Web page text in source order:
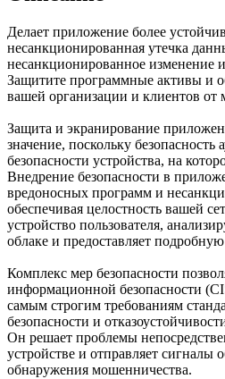
Делает приложение более
несанкционированная утечка
несанкционированное изменение
Защитите программные активы и
вашей организации и клиентов от
Защита и экранирование
значение, поскольку безопасность
безопасности устройства, на
Внедрение безопасности в
вредоносных программ и
обеспечивая целостность вашей
устройство пользователя,
облаке и предоставляет
Комплекс мер безопасности
информационной безопасности
самым строгим требованиям
безопасности и
Он решает проблемы
устройстве и отправляет сигналы
обнаружения мошенничества.